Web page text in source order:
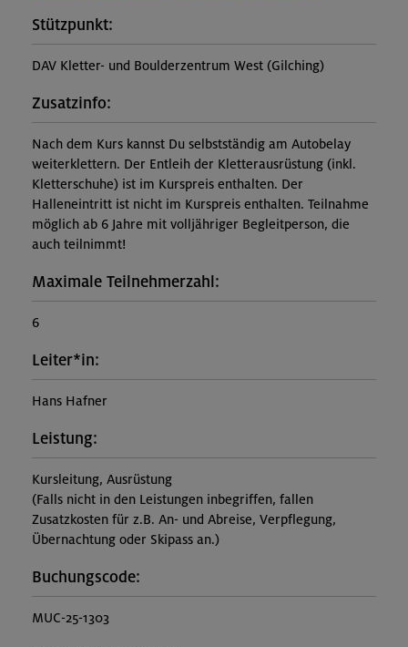
Stützpunkt:
DAV Kletter- und Boulderzentrum West (Gilching)
Zusatzinfo:
Nach dem Kurs kannst Du selbstständig am Autobelay
weiterklettern. Der Entleih der Kletterausrüstung (inkl.
Kletterschuhe) ist im Kurspreis enthalten. Der
Halleneintritt ist nicht im Kurspreis enthalten. Teilnahme
möglich ab 6 Jahre mit volljähriger Begleitperson, die
auch teilnimmt!
Maximale Teilnehmerzahl:
6
Leiter*in:
Hans Hafner
Leistung:
Kursleitung, Ausrüstung
(Falls nicht in den Leistungen inbegriffen, fallen
Zusatzkosten für z.B. An- und Abreise, Verpflegung,
Übernachtung oder Skipass an.)
Buchungscode:
MUC-25-1303